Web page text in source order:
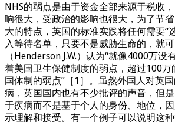
NHS的弱点是由于资金全部来源于税收
响很大，受政治的影响也很大，为了节
大的特点，英国的标准实践将任何需要“
入等待名单，只要不是威胁生命的，就
（Henderson J.W.）认为“就像4000万没
着美国卫生保健制度的弱点，超过100
国体制的弱点”［1］。虽然外国人对英
病，英国国内也有不少批评的声音，但
于疾病而不是基于个人的身份、地位，
示理解和接受。有一个例子可以说明这